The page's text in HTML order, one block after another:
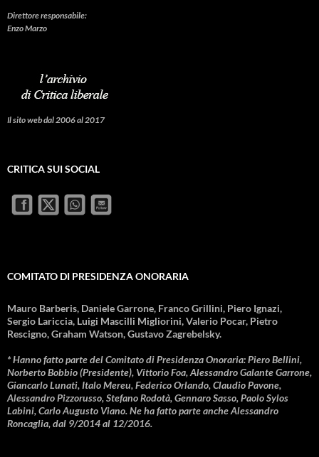
Direttore responsabile:
Enzo Marzo
Il sito web dal 2006 al 2017
CRITICA SUI SOCIAL
COMITATO DI PRESIDENZA ONORARIA
Mauro Barberis, Daniele Garrone, Franco Grillini, Piero Ignazi,
Sergio Lariccia, Luigi Mascilli Migliorini, Valerio Pocar, Pietro
Rescigno, Graham Watson, Gustavo Zagrebelsky.
* Hanno fatto parte del Comitato di Presidenza Onoraria: Piero Bellini,
Norberto Bobbio (Presidente), Vittorio Foa, Alessandro Galante Garrone,
Giancarlo Lunati, Italo Mereu, Federico Orlando, Claudio Pavone,
Alessandro Pizzorusso, Stefano Rodotà, Gennaro Sasso, Paolo Sylos
Labini, Carlo Augusto Viano. Ne ha fatto parte anche Alessandro
Roncaglia, dal 9/2014 al 12/2016.